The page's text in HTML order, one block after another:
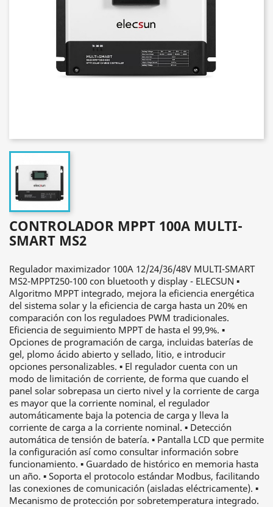
CONTROLADOR MPPT 100A MULTI-
SMART MS2
Regulador maximizador 100A 12/24/36/48V MULTI-SMART
MS2-MPPT250-100 con bluetooth y display - ELECSUN ▪
Algoritmo MPPT integrado, mejora la eficiencia energética
del sistema solar y la eficiencia de carga hasta un 20% en
comparación con los reguladoes PWM tradicionales.
Eficiencia de seguimiento MPPT de hasta el 99,9%. ▪
Opciones de programación de carga, incluidas baterías de
gel, plomo ácido abierto y sellado, litio, e introducir
opciones personalizables. ▪ El regulador cuenta con un
modo de limitación de corriente, de forma que cuando el
panel solar sobrepasa un cierto nivel y la corriente de carga
es mayor que la corriente nominal, el regulador
automáticamente baja la potencia de carga y lleva la
corriente de carga a la corriente nominal. ▪ Detección
automática de tensión de batería. ▪ Pantalla LCD que permite
la configuración así como consultar información sobre
funcionamiento. ▪ Guardado de histórico en memoria hasta
un año. ▪ Soporta el protocolo estándar Modbus, facilitando
las conexiones de comunicación (aisladas eléctricamente). ▪
Mecanismo de protección por sobretemperatura integrado.